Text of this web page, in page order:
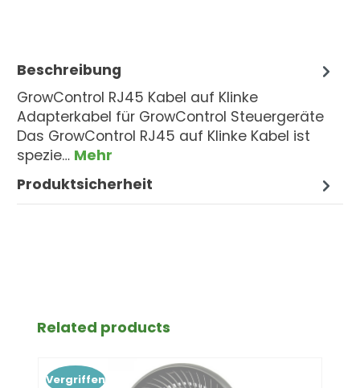
Beschreibung
GrowControl RJ45 Kabel auf Klinke
Adapterkabel für GrowControl Steuergeräte
Das GrowControl RJ45 auf Klinke Kabel ist
spezie… Mehr
Produktsicherheit
Produktgalerie überspringen
Related products
Vergriffen